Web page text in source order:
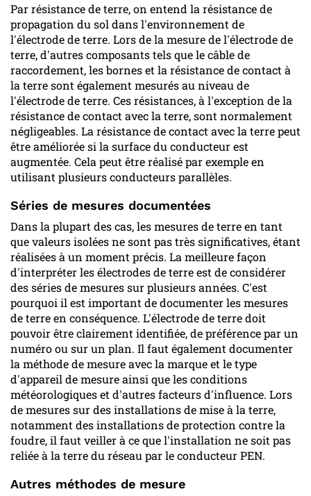
Par résistance de terre, on entend la résistance de
propagation du sol dans l'environnement de
l'électrode de terre. Lors de la mesure de l'électrode de
terre, d'autres composants tels que le câble de
raccordement, les bornes et la résistance de contact à
la terre sont également mesurés au niveau de
l'électrode de terre. Ces résistances, à l'exception de la
résistance de contact avec la terre, sont normalement
négligeables. La résistance de contact avec la terre peut
être améliorée si la surface du conducteur est
augmentée. Cela peut être réalisé par exemple en
utilisant plusieurs conducteurs parallèles.
Séries de mesures documentées
Dans la plupart des cas, les mesures de terre en tant
que valeurs isolées ne sont pas très significatives, étant
réalisées à un moment précis. La meilleure façon
d'interpréter les électrodes de terre est de considérer
des séries de mesures sur plusieurs années. C'est
pourquoi il est important de documenter les mesures
de terre en conséquence. L'électrode de terre doit
pouvoir être clairement identifiée, de préférence par un
numéro ou sur un plan. Il faut également documenter
la méthode de mesure avec la marque et le type
d'appareil de mesure ainsi que les conditions
météorologiques et d'autres facteurs d'influence. Lors
de mesures sur des installations de mise à la terre,
notamment des installations de protection contre la
foudre, il faut veiller à ce que l'installation ne soit pas
reliée à la terre du réseau par le conducteur PEN.
Autres méthodes de mesure